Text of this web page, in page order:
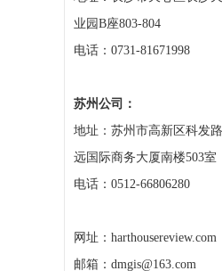
业园B座803-804
电话：0731-81671998
苏州公司：
地址：苏州市高新区科发
远国际商务大厦南楼503室
电话：0512-66806280
网址：harthousereview.com
邮箱：dmgis@163.com